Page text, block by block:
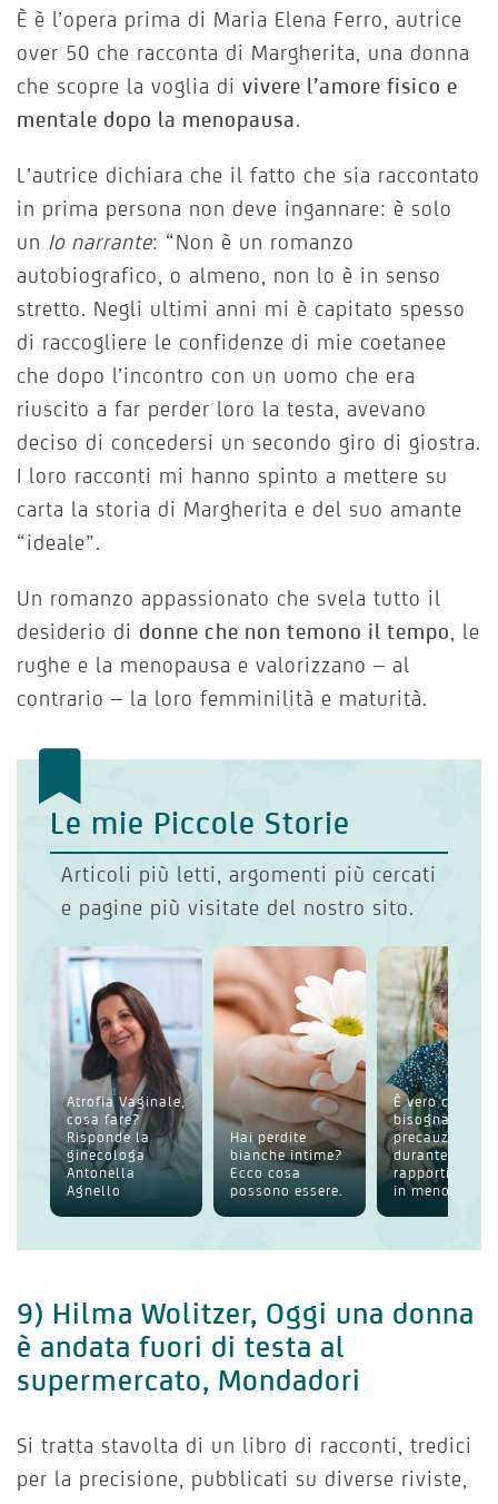
È è l’opera prima di Maria Elena Ferro, autrice
over 50 che racconta di Margherita, una donna
che scopre la voglia di vivere l’amore fisico e
mentale dopo la menopausa.
L’autrice dichiara che il fatto che sia raccontato
in prima persona non deve ingannare: è solo
un Io narrante: “Non è un romanzo
autobiografico, o almeno, non lo è in senso
stretto. Negli ultimi anni mi è capitato spesso
di raccogliere le confidenze di mie coetanee
che dopo l’incontro con un uomo che era
riuscito a far perder loro la testa, avevano
deciso di concedersi un secondo giro di giostra.
I loro racconti mi hanno spinto a mettere su
carta la storia di Margherita e del suo amante
“ideale”.
Un romanzo appassionato che svela tutto il
desiderio di donne che non temono il tempo , le
rughe e la menopausa e valorizzano – al
contrario – la loro femminilità e maturità.
Le mie Piccole Storie
Articoli più letti, argomenti più cercati
e pagine più visitate del nostro sito.
Atrofia Vaginale,
cosa fare?
Risponde la
ginecologa
Antonella
Agnello
Hai perdite
bianche intime?
Ecco cosa
possono essere.
È vero che
bisogna usare
precauzioni
durante i
rapporti anche
in menop...
9) Hilma Wolitzer, Oggi una donna
è andata fuori di testa al
supermercato, Mondadori
Si tratta stavolta di un libro di racconti, tredici
per la precisione, pubblicati su diverse riviste,